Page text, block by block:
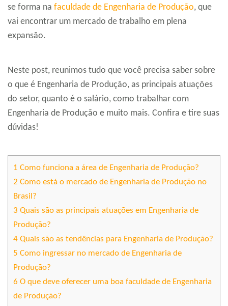
se forma na faculdade de Engenharia de Produção, que
vai encontrar um mercado de trabalho em plena
expansão.
Neste post, reunimos tudo que você precisa saber sobre
o que é Engenharia de Produção, as principais atuações
do setor, quanto é o salário, como trabalhar com
Engenharia de Produção e muito mais. Confira e tire suas
dúvidas!
1 Como funciona a área de Engenharia de Produção?
2 Como está o mercado de Engenharia de Produção no
Brasil?
3 Quais são as principais atuações em Engenharia de
Produção?
4 Quais são as tendências para Engenharia de Produção?
5 Como ingressar no mercado de Engenharia de
Produção?
6 O que deve oferecer uma boa faculdade de Engenharia
de Produção?